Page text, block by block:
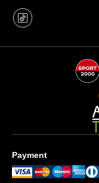
Payment